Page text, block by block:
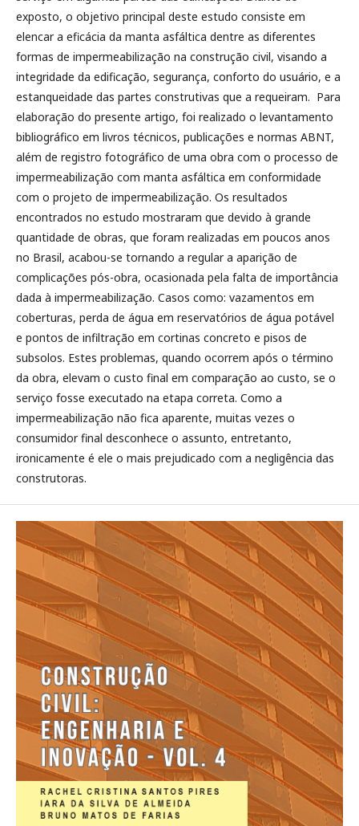
exposto, o objetivo principal deste estudo consiste em
elencar a eficácia da manta asfáltica dentre as diferentes
formas de impermeabilização na construção civil, visando a
integridade da edificação, segurança, conforto do usuário, e a
estanqueidade das partes construtivas que a requeiram. Para
elaboração do presente artigo, foi realizado o levantamento
bibliográfico em livros técnicos, publicações e normas ABNT,
além de registro fotográfico de uma obra com o processo de
impermeabilização com manta asfáltica em conformidade
com o projeto de impermeabilização. Os resultados
encontrados no estudo mostraram que devido à grande
quantidade de obras, que foram realizadas em poucos anos
no Brasil, acabou-se tornando a regular a aparição de
complicações pós-obra, ocasionada pela falta de importância
dada à impermeabilização. Casos como: vazamentos em
coberturas, perda de água em reservatórios de água potável
e pontos de infiltração em cortinas concreto e pisos de
subsolos. Estes problemas, quando ocorrem após o término
da obra, elevam o custo final em comparação ao custo, se o
serviço fosse executado na etapa correta. Como a
impermeabilização não fica aparente, muitas vezes o
consumidor final desconhece o assunto, entretanto,
ironicamente é ele o mais prejudicado com a negligência das
construtoras.